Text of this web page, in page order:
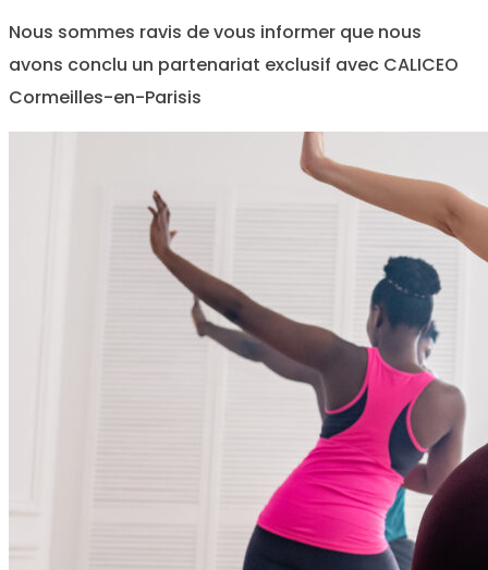
Nous sommes ravis de vous informer que nous
avons conclu un partenariat exclusif avec CALICEO
Cormeilles-en-Parisis